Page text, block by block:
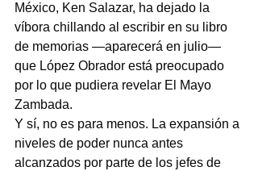
México, Ken Salazar, ha dejado la
víbora chillando al escribir en su libro
de memorias —aparecerá en julio—
que López Obrador está preocupado
por lo que pudiera revelar El Mayo
Zambada.
Y sí, no es para menos. La expansión a
niveles de poder nunca antes
alcanzados por parte de los jefes de